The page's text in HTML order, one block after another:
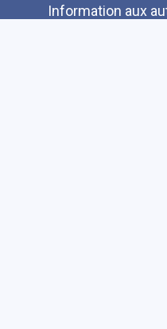
Information aux